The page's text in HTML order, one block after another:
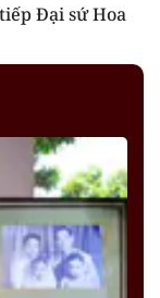
Đại sứ Hoa